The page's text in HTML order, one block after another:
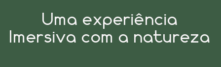
Uma experiência
Imersiva com a natureza